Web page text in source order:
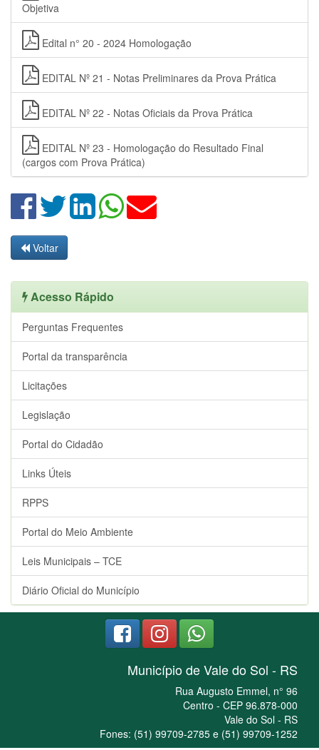
Objetiva
Edital n° 20 - 2024 Homologação
EDITAL Nº 21 - Notas Preliminares da Prova Prática
EDITAL Nº 22 - Notas Oficiais da Prova Prática
EDITAL Nº 23 - Homologação do Resultado Final
(cargos com Prova Prática)
Voltar
Acesso Rápido
Perguntas Frequentes
Portal da transparência
Licitações
Legislação
Portal do Cidadão
Links Úteis
RPPS
Portal do Meio Ambiente
Leis Municipais – TCE
Diário Oficial do Município
Município de Vale do Sol - RS
Rua Augusto Emmel, n° 96
Centro - CEP 96.878-000
Vale do Sol - RS
Fones: (51) 99709-2785 e (51) 99709-1252